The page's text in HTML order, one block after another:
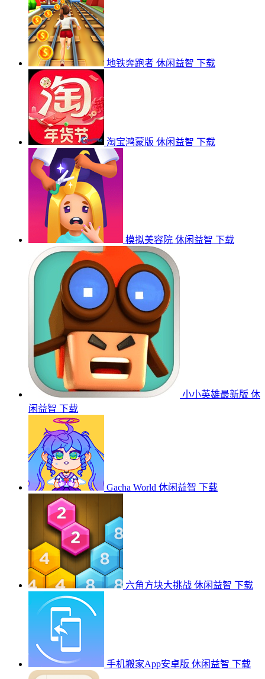
地铁奔跑者 休闲益智 下载
淘宝鸿蒙版 休闲益智 下载
模拟美容院 休闲益智 下载
小小英雄最新版 休
闲益智 下载
Gacha World 休闲益智 下载
六角方块大挑战 休闲益智 下载
手机搬家App安卓版 休闲益智 下载